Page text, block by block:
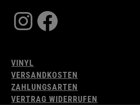
Instagram
Facebook
VINYL
VERSANDKOSTEN
ZAHLUNGSARTEN
VERTRAG WIDERRUFEN